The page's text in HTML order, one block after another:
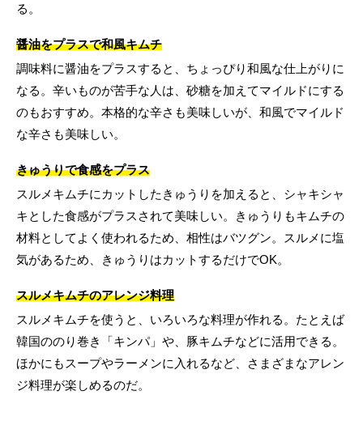
る。
醤油をプラスで和風キムチ
調味料に醤油をプラスすると、ちょっぴり和風な仕上がりに
なる。辛いものが苦手な人は、砂糖を加えてマイルドにする
のもおすすめ。本格的な辛さも美味しいが、和風でマイルド
な辛さも美味しい。
きゅうりで食感をプラス
スルメキムチにカットしたきゅうりを加えると、シャキシャ
キとした食感がプラスされて美味しい。きゅうりもキムチの
材料としてよく使われるため、相性はバツグン。スルメに塩
気があるため、きゅうりはカットするだけでOK。
スルメキムチのアレンジ料理
スルメキムチを使うと、いろいろな料理が作れる。たとえば
韓国ののり巻き「キンパ」や、豚キムチなどに活用できる。
ほかにもスープやラーメンに入れるなど、さまざまなアレン
ジ料理が楽しめるのだ。